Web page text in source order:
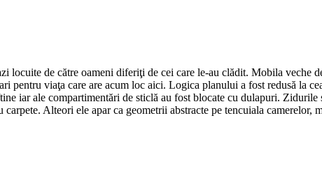
locuite de către oameni diferiţi de cei care le-au clădit. Mobila veche
pentru viaţa care are acum loc aici. Logica planului a fost redusă la
iar ale compartimentări de sticlă au fost blocate cu dulapuri.
Alteori ele apar ca geometrii abstracte pe tencuiala camerelor,